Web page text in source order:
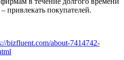
привлекать покупателей.
bizfluent.com/about-7414742-